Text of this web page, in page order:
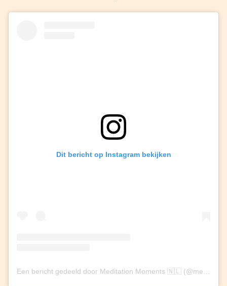
Dit bericht op Instagram bekijken